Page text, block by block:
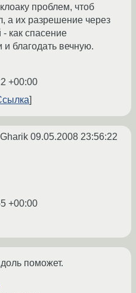
проблем, чтоб
а их разрешение через
- как спасение
благодать вечную.
+00:00
09.05.2008 23:56:22
+00:00
поможет.